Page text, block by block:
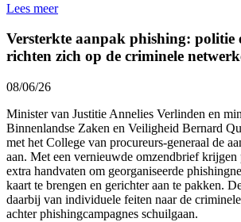
Lees meer
Versterkte aanpak phishing: politie
richten zich op de criminele
08/06/26
Minister van Justitie Annelies Verlinden en
Binnenlandse Zaken en Veiligheid Bernard
met het College van procureurs-generaal de
aan. Met een vernieuwde omzendbrief krijgen
extra handvaten om georganiseerde
kaart te brengen en gerichter aan te pakken.
daarbij van individuele feiten naar de
achter phishingcampagnes schuilgaan.